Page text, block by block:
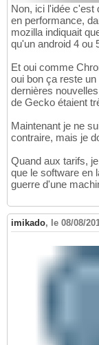
Non, ici l'idée c'est
en performance,
mozilla indiquait
qu'un android 4 ou
Et oui comme
oui bon ça reste
dernières
de Gecko étaient
Maintenant je ne
contraire, mais je
Quand aux tarifs,
que le software en
guerre d'une
imikado, le 08/08/